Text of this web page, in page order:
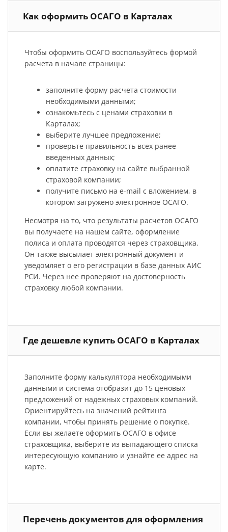
Как оформить ОСАГО в Карталах
Чтобы оформить ОСАГО воспользуйтесь формой
расчета в начале страницы:
заполните форму расчета стоимости
необходимыми данными;
ознакомьтесь с ценами страховки в
Карталах;
выберите лучшее предложение;
проверьте правильность всех ранее
введенных данных;
оплатите страховку на сайте выбранной
страховой компании;
получите письмо на e-mail с вложением, в
котором загружено электронное ОСАГО.
Несмотря на то, что результаты расчетов ОСАГО
вы получаете на нашем сайте, оформление
полиса и оплата проводятся через страховщика.
Он также высылает электронный документ и
уведомляет о его регистрации в базе данных АИС
РСИ. Через нее проверяют на достоверность
страховку любой компании.
Где дешевле купить ОСАГО в Карталах
Заполните форму калькулятора необходимыми
данными и система отобразит до 15 ценовых
предложений от надежных страховых компаний.
Ориентируйтесь на значений рейтинга
компании, чтобы принять решение о покупке.
Если вы желаете оформить ОСАГО в офисе
страховщика, выберите из выпадающего списка
интересующую компанию и узнайте ее адрес на
карте.
Перечень документов для оформления